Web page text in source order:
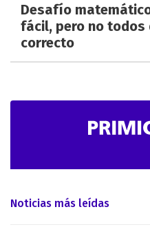
Desafío
fácil, pero no todos
correcto
Noticias más leídas